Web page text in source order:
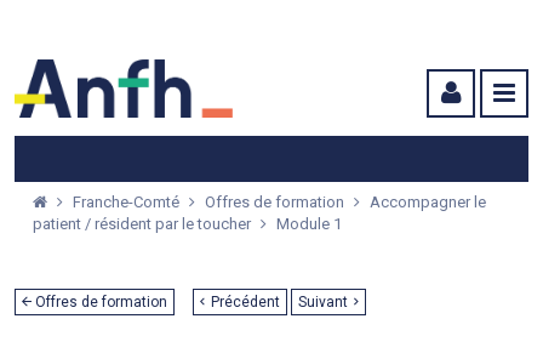
Franche-Comté Offres de formation
Accompagner le
patient / résident par le toucher
Module 1
Offres de formation Précédent Suivant